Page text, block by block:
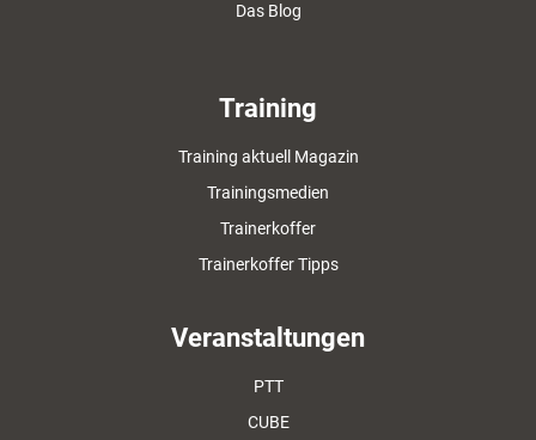
Das Blog
Training
Training aktuell Magazin
Trainingsmedien
Trainerkoffer
Trainerkoffer Tipps
Veranstaltungen
PTT
CUBE